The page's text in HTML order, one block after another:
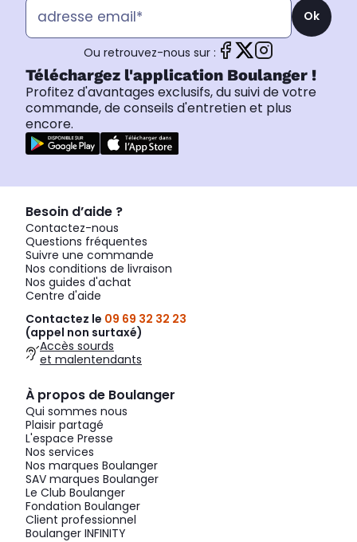
Ok
Ou retrouvez-nous sur :
Téléchargez l'application Boulanger !
Profitez d'avantages exclusifs, du suivi de votre
commande, de conseils d'entretien et plus
encore.
Besoin d’aide ?
Contactez-nous
Questions fréquentes
Suivre une commande
Nos conditions de livraison
Nos guides d'achat
Centre d'aide
Contactez le 09 69 32 32 23
(appel non surtaxé)
Accès sourds
et malentendants
À propos de Boulanger
Qui sommes nous
Plaisir partagé
L'espace Presse
Nos services
Nos marques Boulanger
SAV marques Boulanger
Le Club Boulanger
Fondation Boulanger
Client professionnel
Boulanger INFINITY